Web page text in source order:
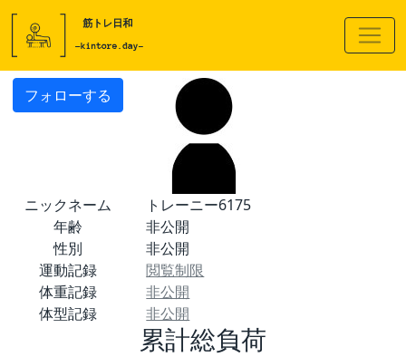
フォローする
ニックネーム
トレーニー6175
年齢
非公開
性別
非公開
運動記録
閲覧制限
体重記録
非公開
体型記録
非公開
累計総負荷